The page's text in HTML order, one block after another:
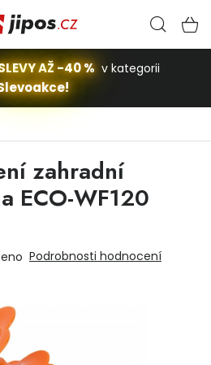
AŽ -40 % v kategorii
zahradní
ECO-WF120
Podrobnosti hodnocení